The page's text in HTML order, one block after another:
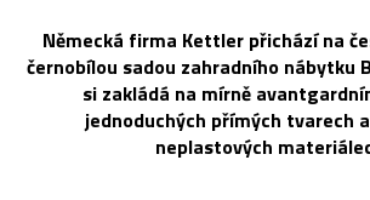
Německá firma Kettler přichází na
černobílou sadou zahradního nábytku
si zakládá na mírně
jednoduchých přímých tvarech
neplastových